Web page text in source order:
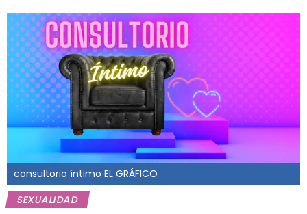
consultorio íntimo EL GRÁFICO
SEXUALIDAD